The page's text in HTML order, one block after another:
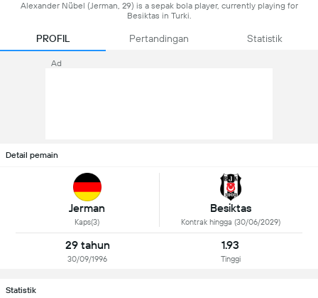
Alexander Nübel (Jerman, 29) is a sepak bola player, currently playing for
Besiktas in Turki.
PROFIL Pertandingan Statistik
Ad
Detail pemain
Jerman
Kaps(3)
Besiktas
Kontrak hingga (30/06/2029)
29 tahun
30/09/1996
1.93
Tinggi
Statistik